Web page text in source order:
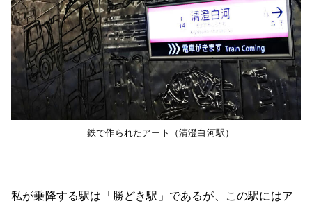
鉄で作られたアート（清澄白河駅）
私が乗降する駅は「勝どき駅」であるが、この駅にはア